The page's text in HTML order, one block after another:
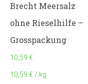
Brecht Meersalz
ohne Rieselhilfe –
Grosspackung
10,59€
10,59€ / kg